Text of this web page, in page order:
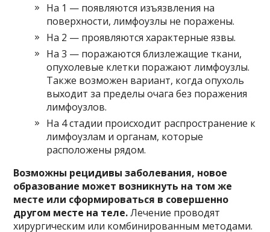
На 1 — появляются изъязвления на
поверхности, лимфоузлы не поражены.
На 2 — проявляются характерные язвы.
На 3 — поражаются близлежащие ткани,
опухолевые клетки поражают лимфоузлы.
Также возможен вариант, когда опухоль
выходит за пределы очага без поражения
лимфоузлов.
На 4 стадии происходит распространение к
лимфоузлам и органам, которые
расположены рядом.
Возможны рецидивы заболевания, новое
образование может возникнуть на том же
месте или сформироваться в совершенно
другом месте на теле.Лечение проводят
хирургическим или комбинированным методами.